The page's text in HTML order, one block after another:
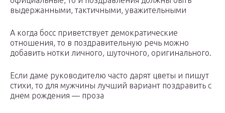
выдержанными, тактичными, уважительными
А когда босс приветствует демократические
отношения, то в поздравительную речь можно
добавить нотки личного, шуточного, оригинального.
Если даме руководителю часто дарят цветы и пишут
стихи, то для мужчины лучший вариант поздравить с
днем рождения — проза